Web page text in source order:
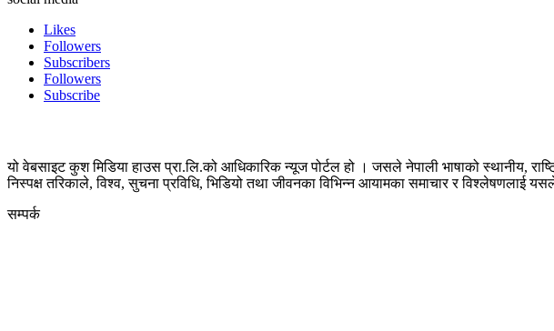
Likes
Followers
Subscribers
Followers
Subscribe
यो वेबसाइट कुश मिडिया हाउस प्रा.लि.को आधिकारिक न्यूज पोर्टल हो । जसले नेपाली भाषाको स्थानीय,
निस्पक्ष तरिकाले, विश्व, सुचना प्रविधि, भिडियो तथा जीवनका विभिन्न आयामका समाचार र विश्लेषणलाई
सम्पर्क